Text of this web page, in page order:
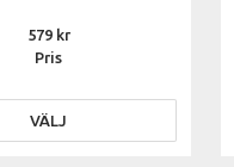
Pris
579
VÄLJ